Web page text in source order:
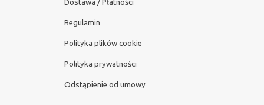
Dostawa / Płatności
Regulamin
Polityka plików cookie
Polityka prywatności
Odstąpienie od umowy